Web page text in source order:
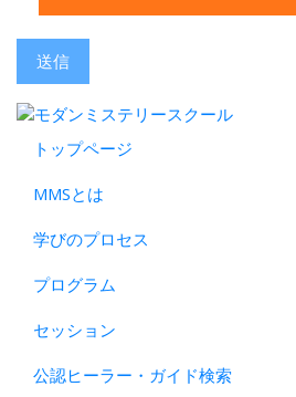
送信
トップページ
MMSとは
学びのプロセス
プログラム
セッション
公認ヒーラー・ガイド検索